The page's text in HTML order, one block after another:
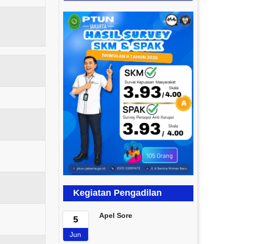
Previous Next
Kegiatan Pengadilan
5
Jun
Apel Sore